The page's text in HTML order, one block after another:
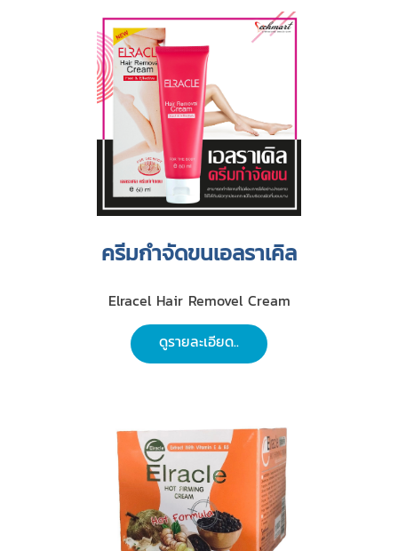
ครีมกำจัดขนเอลราเคิล
Elracel Hair Removel Cream
ดูรายละเอียด..